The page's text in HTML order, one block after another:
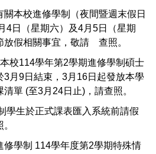
關本校進修學制（夜間暨週末假日
4日（星期六）及4月5日（星期
放假相關事宜，敬請 查照。
校114學年第2學期進修學制碩士
3月9日結束，3月16日起發放本學
單 (至3月24日止)，請查照。
學生於正式課表匯入系統前請假
修學制 114學年度第2學期特殊情